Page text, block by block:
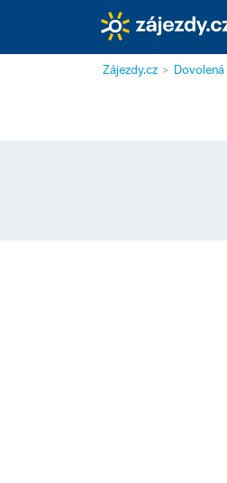
Zájezdy.cz Dovolená